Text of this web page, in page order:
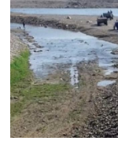
सिफारिस